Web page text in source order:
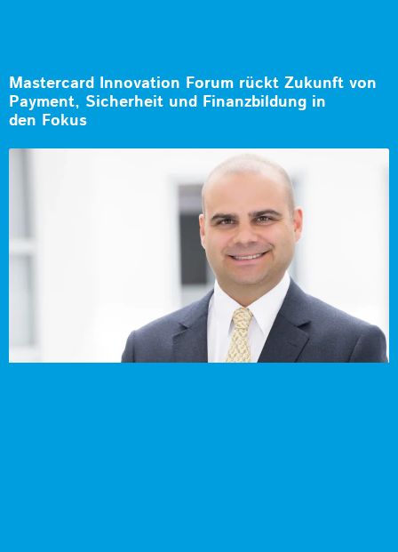
Mastercard Innovation Forum rückt Zukunft von
Payment, Sicherheit und Finanzbildung in
den Fokus